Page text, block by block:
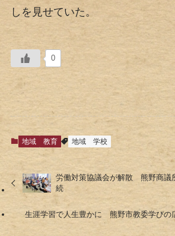
しを見せていた。
0
地域 教育 地域 学校
労働対策協議会が解散 熊野商議
続
生涯学習で人生豊かに 熊野市教委学びの